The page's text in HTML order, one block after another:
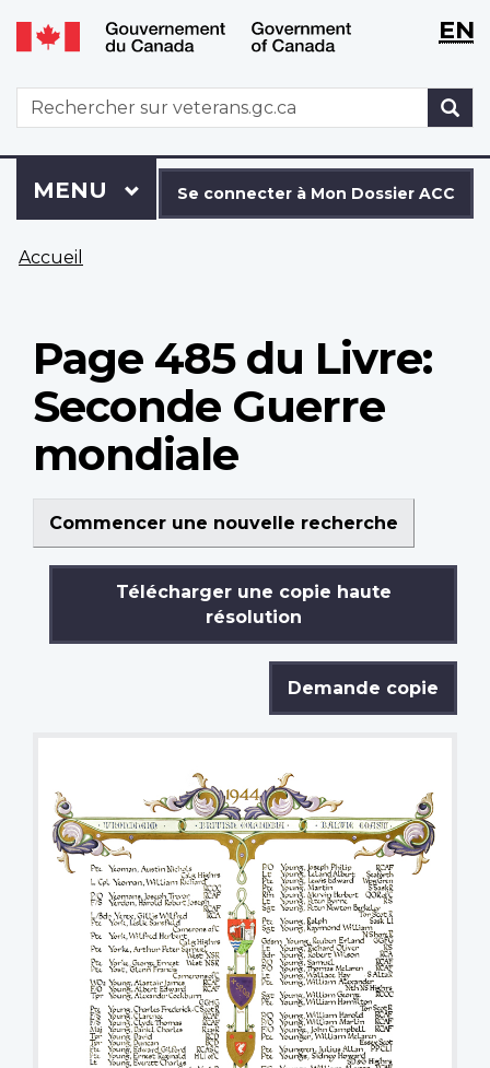
Aller
au
principal
Passer
à
version
HTML
simplifiée
WxT
WxTEN
WxT
Search
form
connecter
à
Dossier
Se connecter à Mon Dossier ACC
Menu
MENU PRINCIPAL
êtes
Accueil
Page 485 du Livre:
Seconde Guerre
mondiale
Commencer une nouvelle recherche
Télécharger une copie haute
résolution
Demande copie